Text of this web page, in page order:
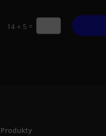
14 + 5 =
Produkty